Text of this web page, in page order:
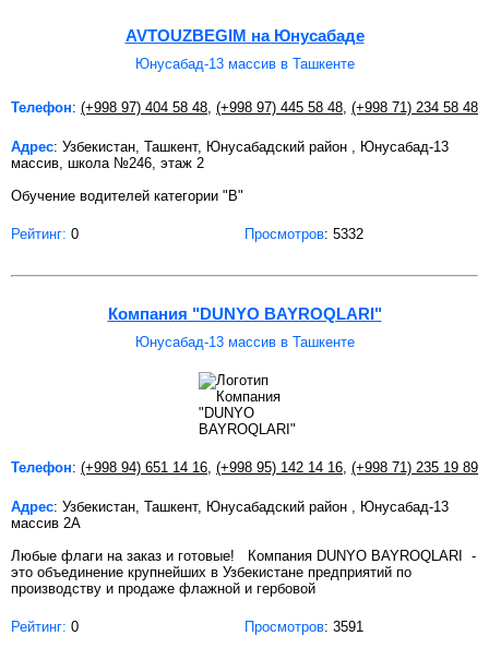
AVTOUZBEGIM на Юнусабаде
Юнусабад-13 массив в Ташкенте
Телефон: (+998 97) 404 58 48 (+998 97) 445 58 48 (+998 71) 234 58 48
Адрес: Узбекистан, Ташкент, Юнусабадский район , Юнусабад-13
массив, школа №246, этаж 2
Обучение водителей категории "В"
Рейтинг: 0 Просмотров: 5332
Компания "DUNYO BAYROQLARI"
Юнусабад-13 массив в Ташкенте
Телефон: (+998 94) 651 14 16 (+998 95) 142 14 16 (+998 71) 235 19 89
Адрес: Узбекистан, Ташкент, Юнусабадский район , Юнусабад-13
массив 2А
Любые флаги на заказ и готовые! Компания DUNYO BAYROQLARI -
это объединение крупнейших в Узбекистане предприятий по
производству и продаже флажной и гербовой
Рейтинг: 0 Просмотров: 3591